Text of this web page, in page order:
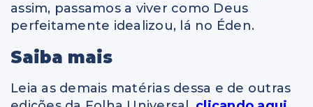
assim, passamos a viver como Deus
perfeitamente idealizou, lá no Éden.
Saiba mais
Leia as demais matérias dessa e de outras